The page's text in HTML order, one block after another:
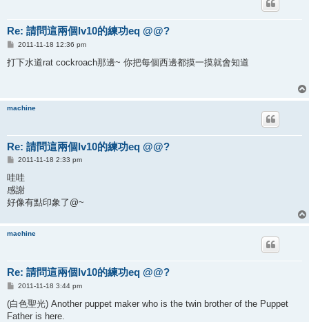
Re: 請問這兩個lv10的練功eq @@?
P
s
2011-11-18 12:36 pm
打下水道rat cockroach那邊~ 你把每個西邊都摸一摸就會知道
machine
Re: 請問這兩個lv10的練功eq @@?
P
s
t
2011-11-18 2:33 pm
哇哇
感謝
好像有點印象了@~
machine
Re: 請問這兩個lv10的練功eq @@?
P
s
t
2011-11-18 3:44 pm
(白色聖光) Another puppet maker who is the twin brother of the Puppet
Father is here.